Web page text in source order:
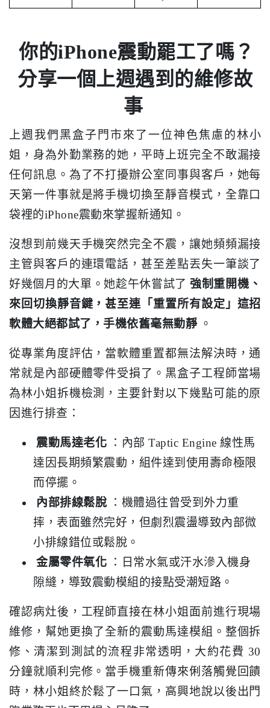
你的iPhone震動罷工了嗎？
分享一個上週遇到的維修故
事
上週我們黑盒子門市來了一位神色焦慮的林小
姐，身為外勤業務的她，平時上班完全不敢漏接
任何訊息。為了不打擾辦公室同事與客戶，她每
天第一件事就是將手機切換至靜音模式，全靠口
袋裡的iPhone震動來掌握新通知。
沒想到前幾天手機突然完全不震，讓她頻頻漏接
主管與客戶的連環電話，甚至差點丟失一筆談了
好幾個月的大單。她趁午休嘗試了 強制重開機、
來回切換靜音鍵，甚至連「重置所有設定」這招
軟體大絕都試了，手機依舊毫無動靜 。
從專業角度評估，當軟體重置都無法解決時，通
常就是內部硬體零件受損了。黑盒子工程師當場
為林小姐拆機檢測，主要針對以下幾點可能的原
因進行排查：
震動馬達老化
：內部 Taptic Engine 線性馬
達因長期頻繁震動，組件達到使用壽命極限
而停擺。
內部排線鬆脫
：機體過往曾受到外力重
摔，表面雖然完好，但劇烈震盪導致內部微
小排線錯位或鬆脫。
金屬零件氧化
：日常水氣或汗水滲入機身
隙縫，導致震動模組的接點受潮短路。
確認病灶後，工程師直接在林小姐面前進行現場
維修，幫她更換了全新的震動馬達模組。整個拆
修、清潔到測試的流程非常透明，大約花費 30
分鐘就順利完修。當手機重新傳來俐落觸覺回饋
時，林小姐終於鬆了一口氣，高興地說以後出門